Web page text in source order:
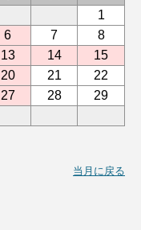
1
6 7
8
13 14
15
20 21
22
27 28
29
当月に戻る